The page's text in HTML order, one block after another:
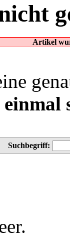
Artikel
Suchbegriff: